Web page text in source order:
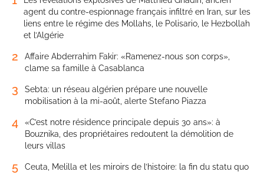
agent du contre-espionnage français infiltré en Iran, sur les
liens entre le régime des Mollahs, le Polisario, le Hezbollah
et l’Algérie
2
Affaire Abderrahim Fakir: «Ramenez-nous son corps»,
clame sa famille à Casablanca
3
Sebta: un réseau algérien prépare une nouvelle
mobilisation à la mi-août, alerte Stefano Piazza
4
«C’est notre résidence principale depuis 30 ans»: à
Bouznika, des propriétaires redoutent la démolition de
leurs villas
5 Ceuta, Melilla et les miroirs de l’histoire: la fin du statu quo